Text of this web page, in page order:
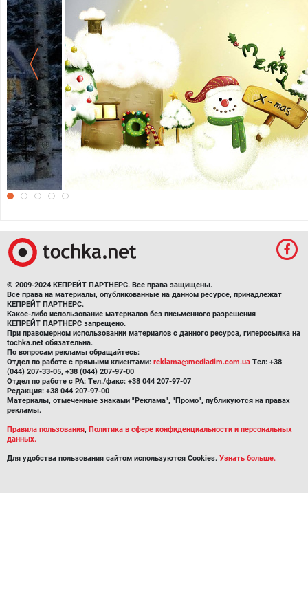
Прикольные рождественские обои
© 2009-2024 КЕПРЕЙТ ПАРТНЕРС. Все права защищены.
Все права на материалы, опубликованные на данном ресурсе, принадлежат
КЕПРЕЙТ ПАРТНЕРС.
Какое-либо использование материалов без письменного разрешения
КЕПРЕЙТ ПАРТНЕРС запрещено.
При правомерном использовании материалов с данного ресурса, гиперссылка на
tochka.net обязательна.
По вопросам рекламы обращайтесь:
Отдел по работе с прямыми клиентами: reklama@mediadim.com.ua Тел: +38
(044) 207-33-05, +38 (044) 207-97-00
Отдел по работе с РА: Тел./факс: +38 044 207-97-07
Редакция: +38 044 207-97-00
Материалы, отмеченные знаками "Реклама", "Промо", публикуются на правах
рекламы.
Правила пользования, Политика в сфере конфиденциальности и персональных
данных.
Для удобства пользования сайтом используются Cookies. Узнать больше.